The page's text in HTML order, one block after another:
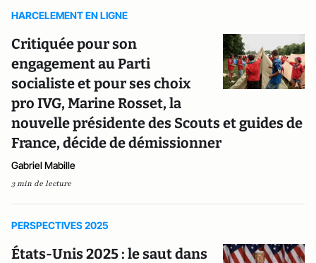
HARCELEMENT EN LIGNE
Critiquée pour son
engagement au Parti
socialiste et pour ses choix
pro IVG, Marine Rosset, la
nouvelle présidente des Scouts et guides de
France, décide de démissionner
Gabriel Mabille
3 min de lecture
PERSPECTIVES 2025
États-Unis 2025 : le saut dans